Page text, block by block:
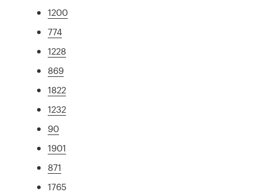
1200
774
1228
869
1822
1232
90
1901
871
1765